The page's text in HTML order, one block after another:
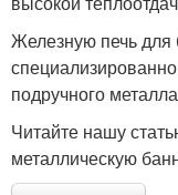
Железную печь для
подручного
Читайте нашу
металлическую